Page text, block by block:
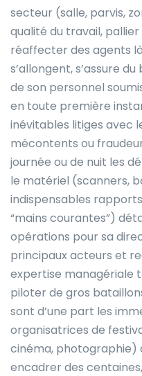
secteur (salle, parvis,
qualité du travail,
réaffecter des agents
s’allongent, s’assure
de son personnel
en toute première
inévitables litiges avec
mécontents ou
journée ou de nuit les
le matériel (scanners,
indispensables
“mains courantes”)
opérations pour sa
principaux acteurs et
expertise managériale
piloter de gros
sont d’une part les
organisatrices de
cinéma, photographie)
encadrer des